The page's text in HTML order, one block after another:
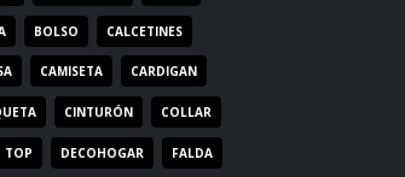
BOLSO CALCETINES
CAMISETA CARDIGAN
CINTURÓN COLLAR
TOP DECOHOGAR FALDA